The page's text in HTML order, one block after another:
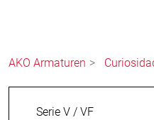
AKO Armaturen
Serie V / VF